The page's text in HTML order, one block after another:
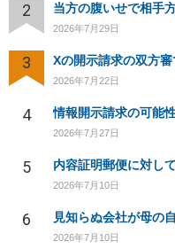
2
2026年7月29日
3
2026年7月22日
4 情報開示請求の可能
2026年7月27日
5
2026年7月10日
6
2026年7月10日